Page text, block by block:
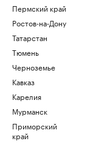
Пермский край
Ростов-на-Дону
Татарстан
Тюмень
Черноземье
Кавказ
Карелия
Мурманск
Приморский
край